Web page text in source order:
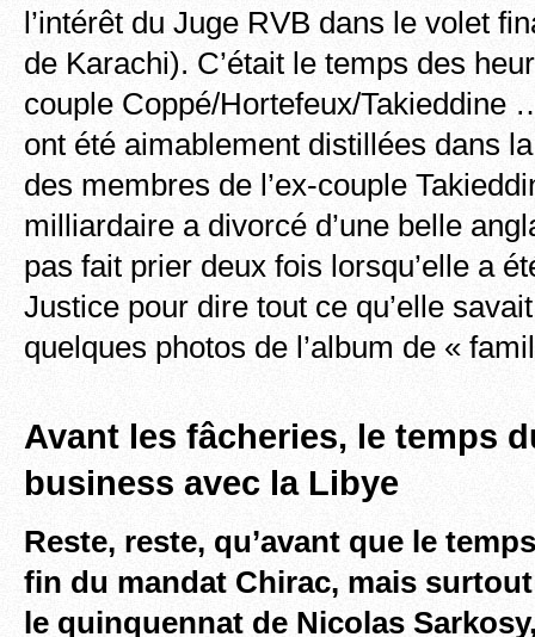
l’intérêt du Juge RVB dans le volet
de Karachi). C’était le temps des
couple Coppé/Hortefeux/Takieddine
ont été aimablement distillées dans
des membres de l’ex-couple
milliardaire a divorcé d’une belle
pas fait prier deux fois lorsqu’elle a
Justice pour dire tout ce qu’elle
quelques photos de l’album de «
Avant les fâcheries, le temps
business avec la Libye
Reste, reste, qu’avant que le
fin du mandat Chirac, mais
le quinquennat de Nicolas